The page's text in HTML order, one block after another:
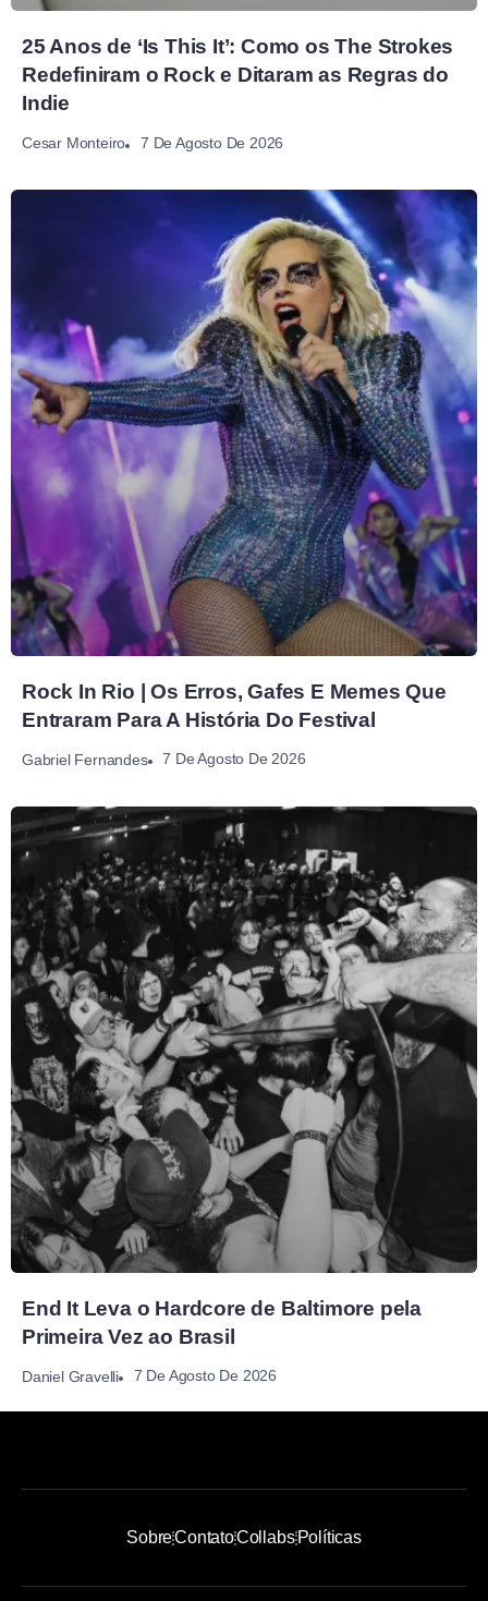
25 Anos de ‘Is This It’: Como os The Strokes
Redefiniram o Rock e Ditaram as Regras do
Indie
Cesar Monteiro 7 De Agosto De 2026
Rock In Rio | Os Erros, Gafes E Memes Que
Entraram Para A História Do Festival
Gabriel Fernandes 7 De Agosto De 2026
End It Leva o Hardcore de Baltimore pela
Primeira Vez ao Brasil
Daniel Gravelli 7 De Agosto De 2026
SobreContatoCollabsPolíticas